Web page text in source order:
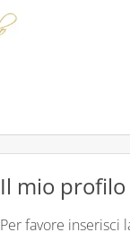
Il mio profilo
Per favore inserisci